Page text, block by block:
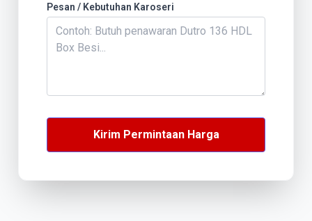
Pesan / Kebutuhan Karoseri
Kirim Permintaan Harga